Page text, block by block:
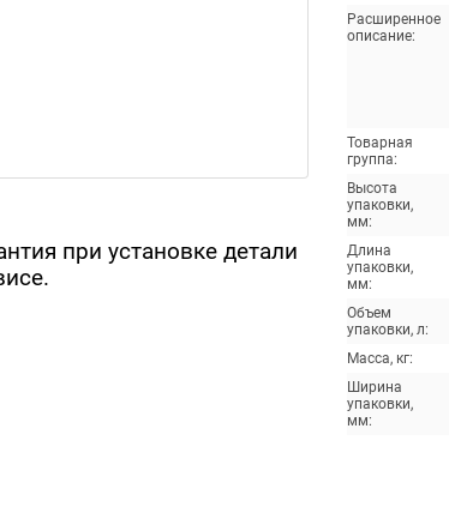
при установке детали
Расширенное
описание:
Товарная
группа:
Высота
упаковки,
мм:
Длина
упаковки,
мм:
Объем
упаковки, л:
Масса, кг:
Ширина
упаковки,
мм: